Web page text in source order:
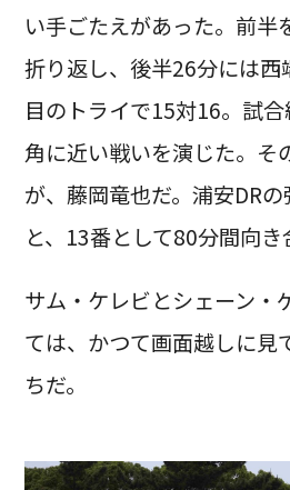
い手ごたえがあった。前半
折り返し、後半26分には
目のトライで15対16。試
角に近い戦いを演じた。そ
が、藤岡竜也だ。浦安DR
と、13番として80分間向き
サム・ケレビとシェーン・
ては、かつて画面越しに見
ちだ。